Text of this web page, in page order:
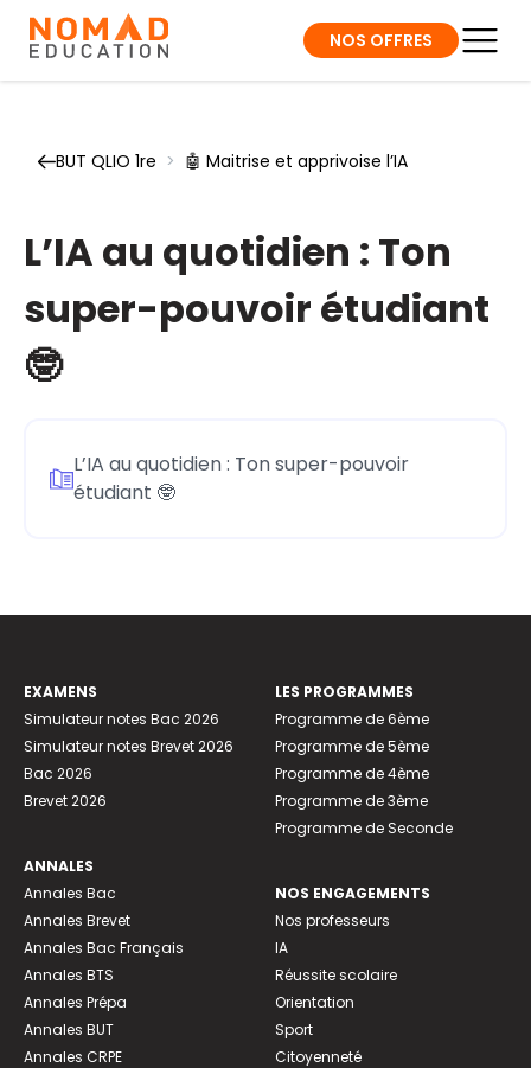
NOS OFFRES
BUT QLIO 1re > 🤖 Maitrise et apprivoise l’IA
L’IA au quotidien : Ton
super-pouvoir étudiant
🤓
L’IA au quotidien : Ton super-pouvoir
étudiant 🤓
EXAMENS
Simulateur notes Bac 2026
Simulateur notes Brevet 2026
Bac 2026
Brevet 2026
ANNALES
Annales Bac
Annales Brevet
Annales Bac Français
Annales BTS
Annales Prépa
Annales BUT
Annales CRPE
LES PROGRAMMES
Programme de 6ème
Programme de 5ème
Programme de 4ème
Programme de 3ème
Programme de Seconde
NOS ENGAGEMENTS
Nos professeurs
IA
Réussite scolaire
Orientation
Sport
Citoyenneté